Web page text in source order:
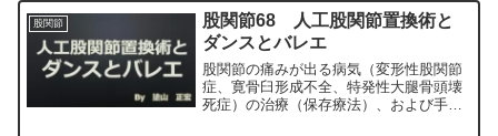
科専門医（人工関節手術を専門）の塗山
正宏が色々と説明します。
股関節
股関節68 人工股関節置換術と
ダンスとバレエ
股関節の痛みが出る病気（変形性股関節
症、寛骨臼形成不全、特発性大腿骨頭壊
死症）の治療（保存療法）、および手術